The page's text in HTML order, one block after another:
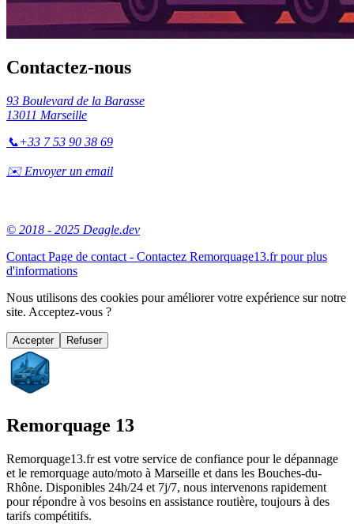
Contactez-nous
93 Boulevard de la Barasse
13011 Marseille
📞+33 7 53 90 38 69
✉️ Envoyer un email
© 2018 - 2025 Deagle.dev
Contact Page de contact - Contactez Remorquage13.fr pour plus
d'informations
Nous utilisons des cookies pour améliorer votre expérience sur notre
site. Acceptez-vous ?
Accepter Refuser
Remorquage 13
Remorquage13.fr est votre service de confiance pour le dépannage
et le remorquage auto/moto à Marseille et dans les Bouches-du-
Rhône. Disponibles 24h/24 et 7j/7, nous intervenons rapidement
pour répondre à vos besoins en assistance routière, toujours à des
tarifs compétitifs.